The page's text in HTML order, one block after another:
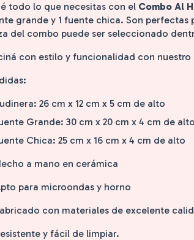
todo lo que necesitas con el Combo Al
grande y 1 fuente chica. Son
del combo puede ser seleccionado
con estilo y funcionalidad con nuestro
26 cm x 12 cm x 5 cm de alto
Grande: 30 cm x 20 cm x 4 cm de alto
Chica: 25 cm x 16 cm x 4 cm de alto
a mano en cerámica
para microondas y horno
con materiales de excelente
y fácil de limpiar.